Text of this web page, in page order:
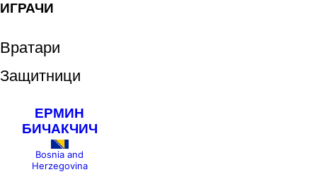
ИГРАЧИ
Вратари
Защитници
ЕРМИН
БИЧАКЧИЧ
Bosnia and
Herzegovina